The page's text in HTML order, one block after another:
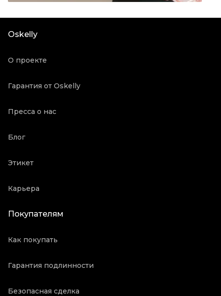
Продавец
Oskelly
О проекте
Гарантия от Oskelly
Пресса о нас
Блог
Этикет
Карьера
Покупателям
Как покупать
Гарантия подлинности
Безопасная сделка